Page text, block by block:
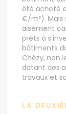
été acheté
€/m²). Mais
aisément
prêts à
bâtiments
Chézy, non
datant des
travaux et
LA